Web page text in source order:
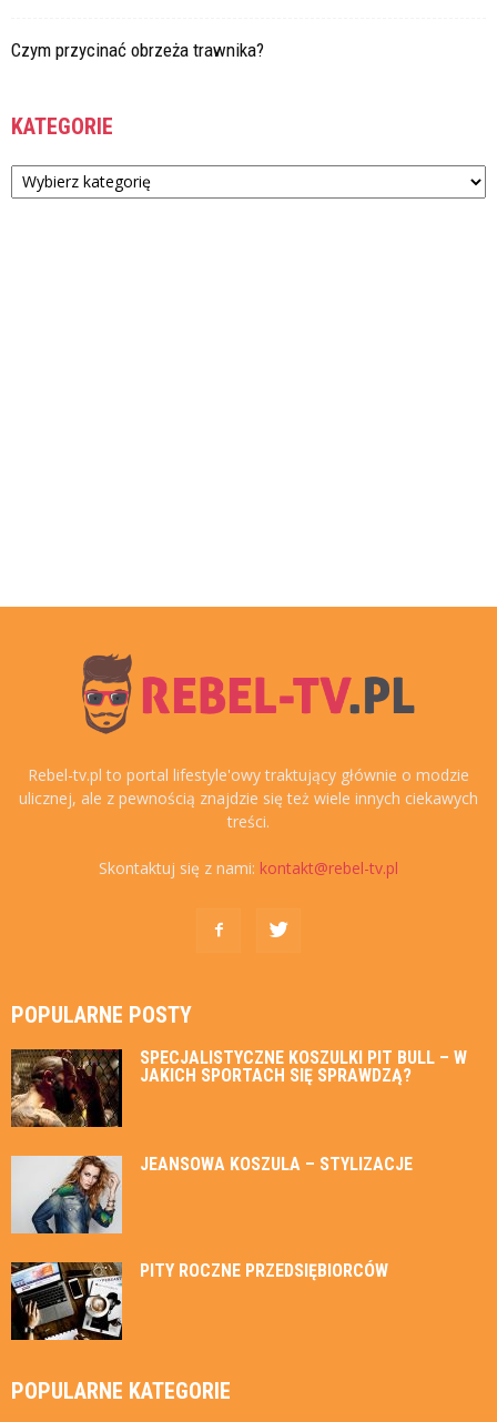
Czym przycinać obrzeża trawnika?
KATEGORIE
Kategorie
Rebel-tv.pl to portal lifestyle'owy traktujący głównie o modzie
ulicznej, ale z pewnością znajdzie się też wiele innych ciekawych
treści.
Skontaktuj się z nami: kontakt@rebel-tv.pl
POPULARNE POSTY
SPECJALISTYCZNE KOSZULKI PIT BULL – W
JAKICH SPORTACH SIĘ SPRAWDZĄ?
JEANSOWA KOSZULA – STYLIZACJE
PITY ROCZNE PRZEDSIĘBIORCÓW
POPULARNE KATEGORIE